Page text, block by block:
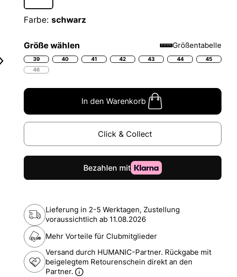
Farbe: schwarz
Größe wählen Größentabelle
39 40 41 42 43 44
45
46
In den Warenkorb
Click & Collect
Lieferung in 2-5 Werktagen, Zustellung
voraussichtlich ab 11.08.2026
Mehr Vorteile für Clubmitglieder
Versand durch HUMANIC-Partner. Rückgabe mit
beigelegtem Retourenschein direkt an den
Partner.